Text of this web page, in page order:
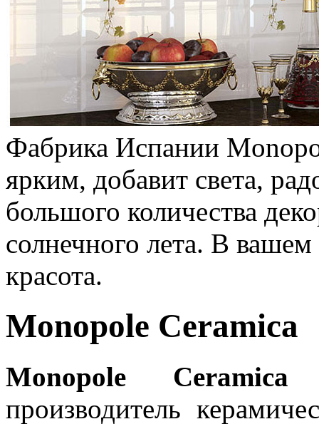
Фабрика Испании
ярким, добавит света,
большого количества
солнечного лета. В
красота.
Monopole Ceramica
Monopole Ceramica
производитель